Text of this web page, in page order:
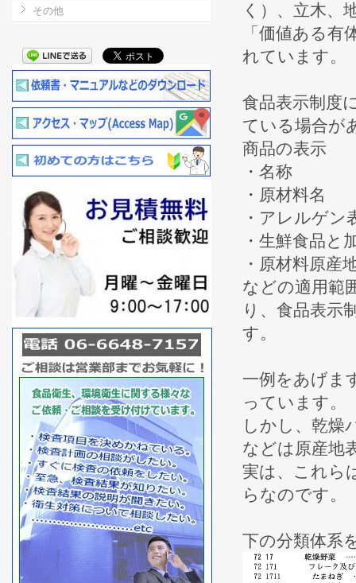
その他
く）、立木、
「価値ある
れています。
食品表示制度
ている場合が
商品の表示
・名称
・原材料名
・アレルゲン
・生鮮食品と
・原材料原産
などの適用範
り、食品表示
す。
一例をあげま
っています。
しかし、乾燥
などは原産地
実は、これら
らなのです。
下の分類体系